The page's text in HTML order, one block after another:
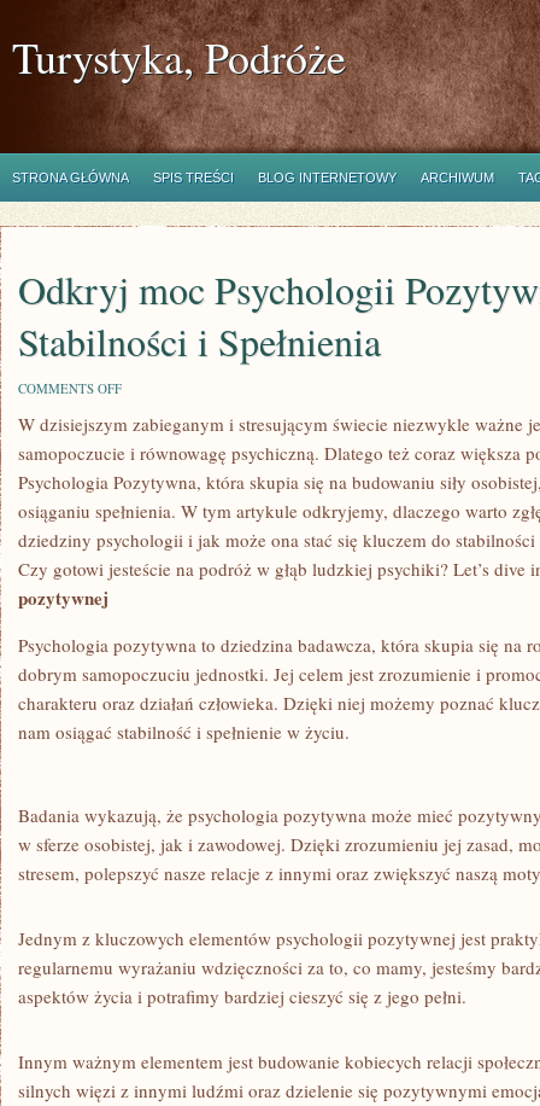
Turystyka, Podróże
STRONA GŁÓWNA SPIS TREŚCI BLOG INTERNETOWY ARCHIWUM
Odkryj moc Psychologii
Stabilności i Spełnienia
COMMENTS OFFON
MOC
PSYCHOLOGII
POZYTYWNEJ:
KLUCZ
STABILNOŚCI
SPEŁNIENIA
W dzisiejszym zabieganym‍ i stresującym świecie niezwykle⁣ ważne
‌samopoczucie‌ i ⁢równowagę psychiczną.​ Dlatego też coraz większa
Psychologia Pozytywna, która skupia się na budowaniu‍ siły
osiąganiu spełnienia. W tym artykule odkryjemy, dlaczego warto
dziedziny psychologii i ⁢jak może ona ​stać się kluczem do
Czy gotowi jesteście na podróż ⁢w⁤ głąb ​ludzkiej ‍psychiki? Let’s dive
pozytywnej
Psychologia pozytywna to dziedzina badawcza, która skupia się na​
‌dobrym samopoczuciu jednostki. Jej celem‍ jest zrozumienie i
charakteru ⁤oraz działań człowieka. Dzięki⁢ niej możemy poznać
nam ⁢osiągać stabilność ⁣i spełnienie w życiu.
Badania wykazują, że psychologia pozytywna może mieć
‍w⁣ sferze osobistej, jak i zawodowej.⁢ Dzięki zrozumieniu jej zasad,
stresem, polepszyć nasze relacje z innymi⁣ oraz‌ zwiększyć naszą
Jednym z kluczowych elementów psychologii ‌pozytywnej jest
regularnemu wyrażaniu wdzięczności za⁤ to, co ‍mamy, jesteśmy
aspektów życia i potrafimy bardziej cieszyć się ‌z jego pełni.
Innym ⁣ważnym elementem jest budowanie kobiecych relacji
silnych ⁢więzi z innymi ludźmi oraz‍ dzielenie się pozytywnymi